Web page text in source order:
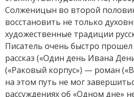
Солженицын во второй
восстановить не только
художественные традиции
Писатель очень быстро прошел
рассказ («Один день Ивана
(«Раковый корпус») — роман
на этом путь не мог
рассуждениях об «Одном дне»